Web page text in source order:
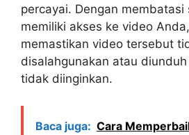
percayai. Dengan membatasi
memiliki akses ke video
memastikan video tersebut
disalahgunakan atau
tidak diinginkan.
Baca juga: Cara